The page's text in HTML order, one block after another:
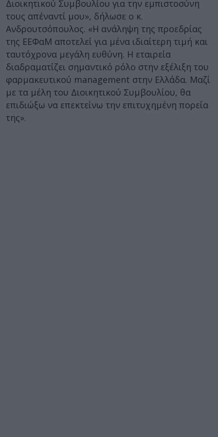
Διοικητικού Συμβουλίου για την εμπιστοσύνη
τους απέναντί μου», δήλωσε ο κ.
Ανδρουτσόπουλος. «Η ανάληψη της προεδρίας
της ΕΕΦαΜ αποτελεί για μένα ιδιαίτερη τιμή και
ταυτόχρονα μεγάλη ευθύνη. Η εταιρεία
διαδραματίζει σημαντικό ρόλο στην εξέλιξη του
φαρμακευτικού management στην Ελλάδα. Μαζί
με τα μέλη του Διοικητικού Συμβουλίου, θα
επιδιώξω να επεκτείνω την επιτυχημένη πορεία
της».